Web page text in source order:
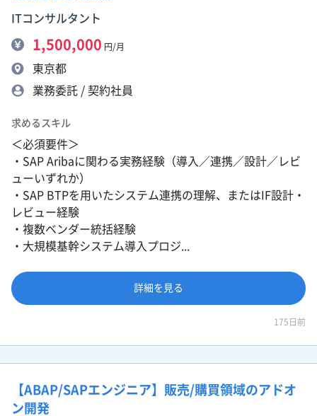
ITコンサルタント
1,500,000 円/月
東京都
業務委託 / 契約社員
求めるスキル
＜必須要件＞
・SAP Aribaに関わる実務経験（導入／連携／設計／レビ
ューいずれか）
・SAP BTPを用いたシステム連携の理解、またはIF設計・
レビュー経験
・複数ベンダー統括経験
・大規模基幹システム導入プロジ...
詳細を見る
175日前
【ABAP/SAPエンジニア】販売/購買領域のアドオ
ン開発